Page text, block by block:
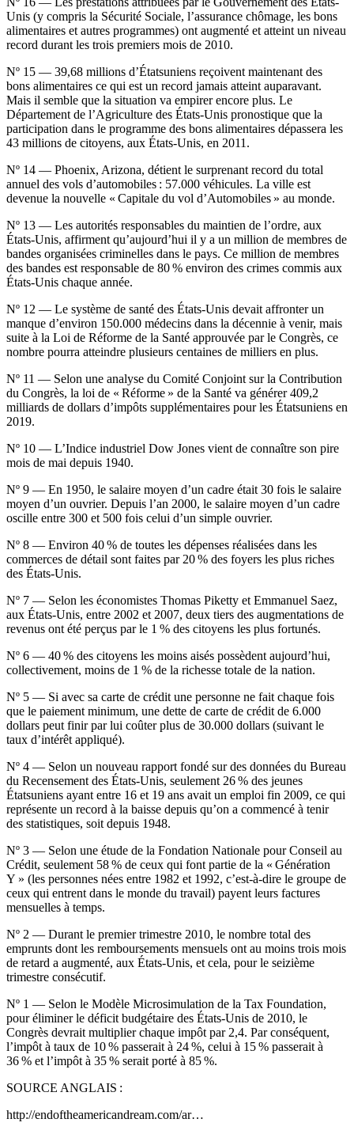
Unis (y compris la Sécurité Sociale, l’assurance chômage, les bons
alimentaires et autres programmes) ont augmenté et atteint un niveau
record durant les trois premiers mois de 2010.
Nº 15 — 39,68 millions d’Étatsuniens reçoivent maintenant des
bons alimentaires ce qui est un record jamais atteint auparavant.
Mais il semble que la situation va empirer encore plus. Le
Département de l’Agriculture des États-Unis pronostique que la
participation dans le programme des bons alimentaires dépassera les
43 millions de citoyens, aux États-Unis, en 2011.
Nº 14 — Phoenix, Arizona, détient le surprenant record du total
annuel des vols d’automobiles : 57.000 véhicules. La ville est
devenue la nouvelle « Capitale du vol d’Automobiles » au monde.
Nº 13 — Les autorités responsables du maintien de l’ordre, aux
États-Unis, affirment qu’aujourd’hui il y a un million de membres de
bandes organisées criminelles dans le pays. Ce million de membres
des bandes est responsable de 80 % environ des crimes commis aux
États-Unis chaque année.
Nº 12 — Le système de santé des États-Unis devait affronter un
manque d’environ 150.000 médecins dans la décennie à venir, mais
suite à la Loi de Réforme de la Santé approuvée par le Congrès, ce
nombre pourra atteindre plusieurs centaines de milliers en plus.
Nº 11 — Selon une analyse du Comité Conjoint sur la Contribution
du Congrès, la loi de « Réforme » de la Santé va générer 409,2
milliards de dollars d’impôts supplémentaires pour les Étatsuniens en
2019.
Nº 10 — L’Indice industriel Dow Jones vient de connaître son pire
mois de mai depuis 1940.
Nº 9 — En 1950, le salaire moyen d’un cadre était 30 fois le salaire
moyen d’un ouvrier. Depuis l’an 2000, le salaire moyen d’un cadre
oscille entre 300 et 500 fois celui d’un simple ouvrier.
Nº 8 — Environ 40 % de toutes les dépenses réalisées dans les
commerces de détail sont faites par 20 % des foyers les plus riches
des États-Unis.
Nº 7 — Selon les économistes Thomas Piketty et Emmanuel Saez,
aux États-Unis, entre 2002 et 2007, deux tiers des augmentations de
revenus ont été perçus par le 1 % des citoyens les plus fortunés.
Nº 6 — 40 % des citoyens les moins aisés possèdent aujourd’hui,
collectivement, moins de 1 % de la richesse totale de la nation.
Nº 5 — Si avec sa carte de crédit une personne ne fait chaque fois
que le paiement minimum, une dette de carte de crédit de 6.000
dollars peut finir par lui coûter plus de 30.000 dollars (suivant le
taux d’intérêt appliqué).
Nº 4 — Selon un nouveau rapport fondé sur des données du Bureau
du Recensement des États-Unis, seulement 26 % des jeunes
Étatsuniens ayant entre 16 et 19 ans avait un emploi fin 2009, ce qui
représente un record à la baisse depuis qu’on a commencé à tenir
des statistiques, soit depuis 1948.
Nº 3 — Selon une étude de la Fondation Nationale pour Conseil au
Crédit, seulement 58 % de ceux qui font partie de la « Génération
Y » (les personnes nées entre 1982 et 1992, c’est-à-dire le groupe de
ceux qui entrent dans le monde du travail) payent leurs factures
mensuelles à temps.
Nº 2 — Durant le premier trimestre 2010, le nombre total des
emprunts dont les remboursements mensuels ont au moins trois mois
de retard a augmenté, aux États-Unis, et cela, pour le seizième
trimestre consécutif.
Nº 1 — Selon le Modèle Microsimulation de la Tax Foundation,
pour éliminer le déficit budgétaire des États-Unis de 2010, le
Congrès devrait multiplier chaque impôt par 2,4. Par conséquent,
l’impôt à taux de 10 % passerait à 24 %, celui à 15 % passerait à
36 % et l’impôt à 35 % serait porté à 85 %.
SOURCE ANGLAIS :
http://endoftheamericandream.com/ar…